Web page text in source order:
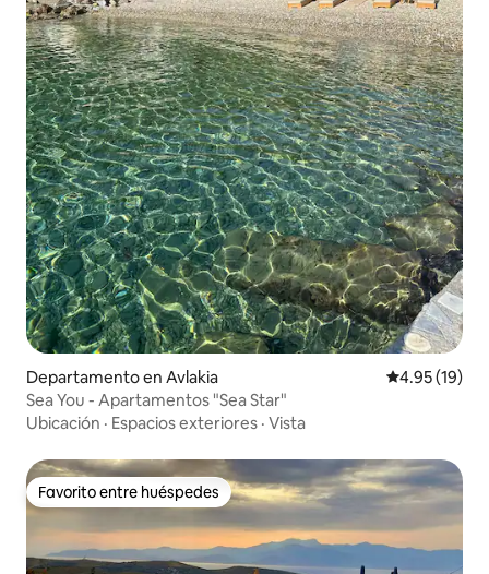
Departamento en Avlakia Calificación
4.95 (19)
Sea You - Apartamentos "Sea Star"
Ubicación · Espacios exteriores · Vista
Favorito entre huéspedes
Favorito entre huéspedes